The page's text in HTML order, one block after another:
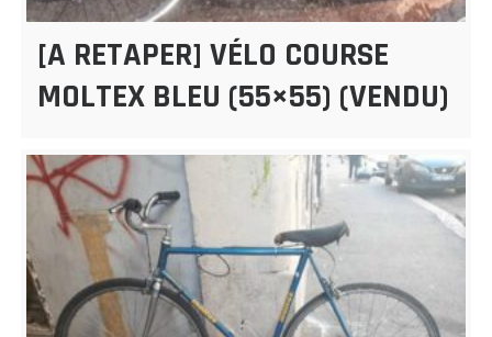
[A RETAPER] VÉLO COURSE
MOLTEX BLEU (55×55) (VENDU)